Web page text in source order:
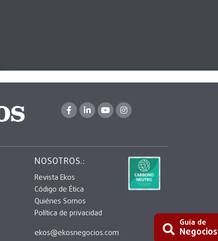
Guía de
NOSOTROS.:
Revista Ekos
Código de Ética
Quiénes Somos
Política de privacidad
ekos@ekosnegocios.com